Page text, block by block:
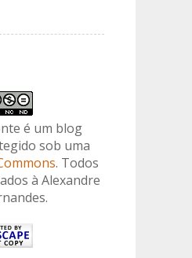
é um blog
sob uma
. Todos
à Alexandre